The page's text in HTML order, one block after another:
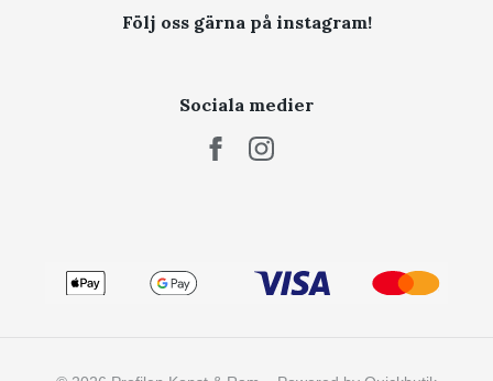
Följ oss gärna på instagram!
Sociala medier